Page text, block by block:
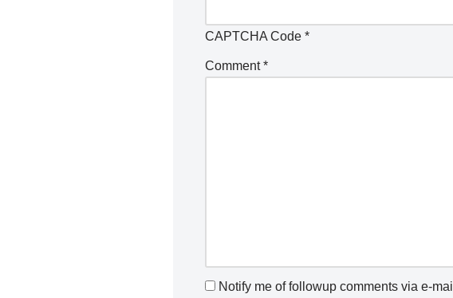
CAPTCHA Code*
Comment*
Notify me of followup comments via e-mail